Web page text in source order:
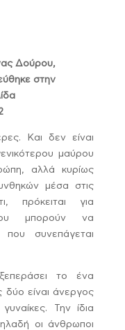
Δούρου,
στην
Και δεν είναι
μαύρου
αλλά κυρίως
μέσα στις
πρόκειται για
μπορούν να
συνεπάγεται
το ένα
δύο είναι άνεργος
Την ίδια
οι άνθρωποι